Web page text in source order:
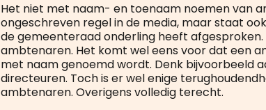
Het niet met naam- en toenaam noemen van
ongeschreven regel in de media, maar staat
de gemeenteraad onderling heeft
ambtenaren. Het komt wel eens voor dat een
met naam genoemd wordt. Denk bijvoorbeeld
directeuren. Toch is er wel enige
ambtenaren. Overigens volledig terecht.